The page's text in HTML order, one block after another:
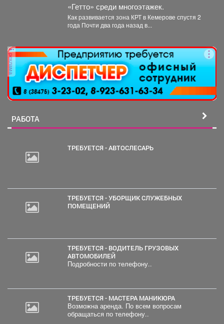
«Гетто» среди многоэтажек.
Как развивается зона КРТ в Кемерове спустя 2
года Почти два года назад в...
реклама
РАБОТА
ТРЕБУЕТСЯ - АВТОСЛЕСАРЬ
ТРЕБУЕТСЯ - УБОРЩИК СЛУЖЕБНЫХ
ПОМЕЩЕНИЙ
ТРЕБУЕТСЯ - ВОДИТЕЛЬ ГРУЗОВЫХ
АВТОМОБИЛЕЙ
Подробности по телефону..
ТРЕБУЕТСЯ - МАСТЕРА МАНИКЮРА
Возможна аренда. По всем вопросам
обращаться по телефону..